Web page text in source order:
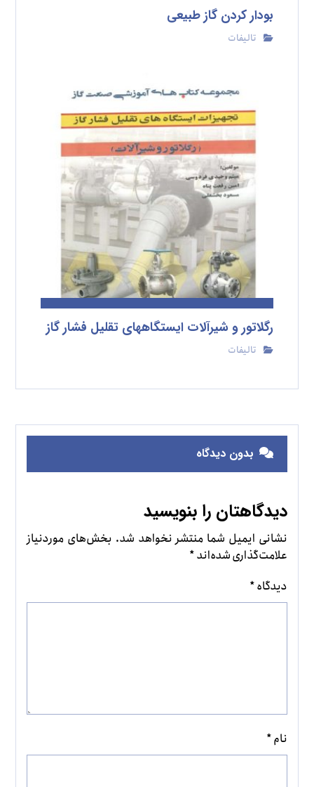
بودار کردن گاز طبیعی
تالیفات
رگلاتور و شیرآلات ایستگاههای تقلیل فشار گاز
تالیفات
بدون دیدگاه
دیدگاهتان را بنویسید
نشانی ایمیل شما منتشر نخواهد شد. بخش‌های موردنیاز
علامت‌گذاری شده‌اند*
دیدگاه*
نام*